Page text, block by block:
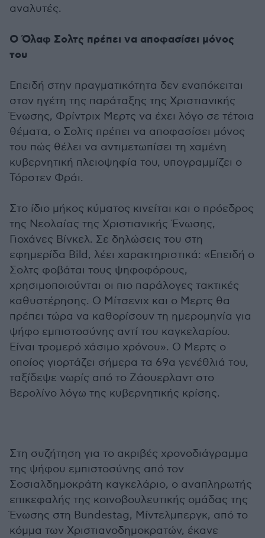
αναλυτές.
Ο Όλαφ Σολτς πρέπει να αποφασίσει μόνος
του
Επειδή στην πραγματικότητα δεν εναπόκειται
στον ηγέτη της παράταξης της Χριστιανικής
Ένωσης, Φρίντριχ Μερτς να έχει λόγο σε τέτοια
θέματα, ο Σολτς πρέπει να αποφασίσει μόνος
του πώς θέλει να αντιμετωπίσει τη χαμένη
κυβερνητική πλειοψηφία του, υπογραμμίζει ο
Τόρστεν Φράι.
Στο ίδιο μήκος κύματος κινείται και ο πρόεδρος
της Νεολαίας της Χριστιανικής Ένωσης,
Γιοχάνες Βίνκελ. Σε δηλώσεις του στη
εφημερίδα Bild, λέει χαρακτηριστικά: «Επειδή ο
Σολτς φοβάται τους ψηφοφόρους,
χρησιμοποιούνται οι πιο παράλογες τακτικές
καθυστέρησης. Ο Μίτσενιχ και ο Μερτς θα
πρέπει τώρα να καθορίσουν τη ημερομηνία για
ψήφο εμπιστοσύνης αντί του καγκελαρίου.
Είναι τρομερό χάσιμο χρόνου». Ο Μερτς ο
οποίος γιορτάζει σήμερα τα 69α γενέθλιά του,
ταξίδεψε νωρίς από το Ζάουερλαντ στο
Βερολίνο λόγω της κυβερνητικής κρίσης.
Στη συζήτηση για το ακριβές χρονοδιάγραμμα
της ψήφου εμπιστοσύνης από τον
Σοσιαλδημοκράτη καγκελάριο, ο αναπληρωτής
επικεφαλής της κοινοβουλευτικής ομάδας της
Ένωσης στη Bundestag, Μίντελμπεργκ, από το
κόμμα των Χριστιανοδημοκρατών, έκανε